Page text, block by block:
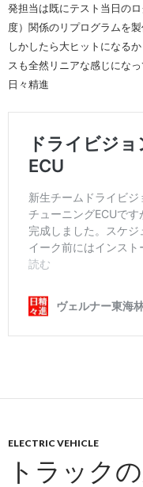
発担当は既にテスト当日の
度）関係のリプログラムを
しかしたら大ヒットになる
スも全然リニアな感じにな
日々精進
ELECTRIC VEHICLE
トラック